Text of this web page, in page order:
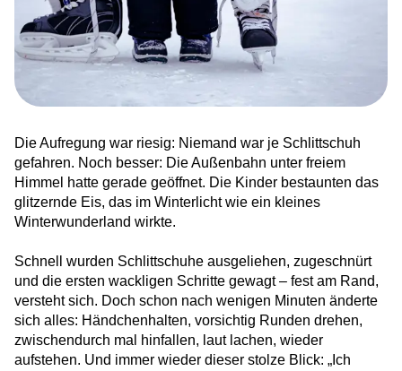
Zusammen läuft’s besser. Wir sind HERO!
Kinderrechte leben – Demokratie erfahrbar
Ankommen und aufblühen: Frühling in der
NUK Bad Bodenteich
Beelitzhof United – Sport, Vielfalt und ein
Zeichen gegen Rassismus
Kulturelle Teilhabe zum Anfassen: Besuch
im Naturkundemuseum
Fastenbrechen in Berlin-Zehlendorf: Ein
Abend in der Unterkunft Am Beelitzhof
Die Aufregung war riesig: Niemand war je Schlittschuh
gefahren. Noch besser: Die Außenbahn unter freiem
Himmel hatte gerade geöffnet. Die Kinder bestaunten das
glitzernde Eis, das im Winterlicht wie ein kleines
Winterwunderland wirkte.
Schnell wurden Schlittschuhe ausgeliehen, zugeschnürt
und die ersten wackligen Schritte gewagt – fest am Rand,
versteht sich. Doch schon nach wenigen Minuten änderte
sich alles: Händchenhalten, vorsichtig Runden drehen,
zwischendurch mal hinfallen, laut lachen, wieder
aufstehen. Und immer wieder dieser stolze Blick: „Ich